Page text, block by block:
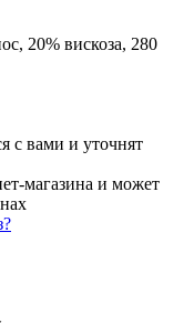
20% вискоза, 280
с вами и уточнят
магазина и может